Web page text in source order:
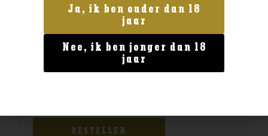
Geen categorie
BESTELLEN
Ja, ik ben ouder dan 18
jaar
Nee, ik ben jonger dan 18
jaar